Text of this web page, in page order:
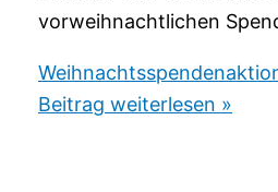
vorweihnachtlichen
Beitrag weiterlesen »